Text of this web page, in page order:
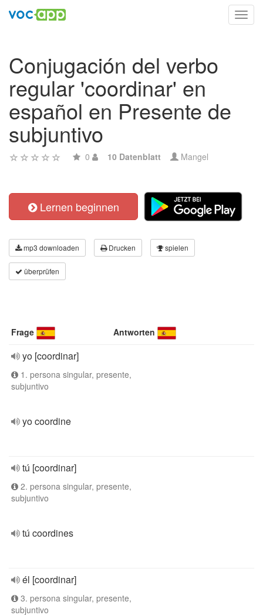
Conjugación del verbo
regular 'coordinar' en
español en Presente de
subjuntivo
0 10 Datenblatt Mangel
Lernen beginnen
mp3 downloaden Drucken spielen
überprüfen
Frage Antworten
yo [coordinar]
1. persona singular, presente,
subjuntivo
yo coordine
tú [coordinar]
2. persona singular, presente,
subjuntivo
tú coordines
él [coordinar]
3. persona singular, presente,
subjuntivo